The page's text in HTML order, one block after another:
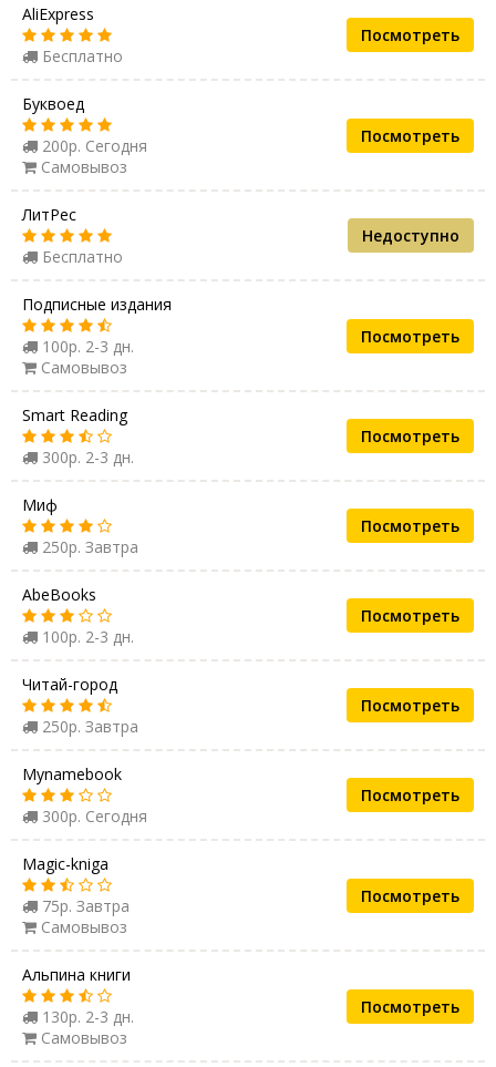
AliExpress
Бесплатно
Посмотреть
Буквоед
200р. Сегодня
Самовывоз
Посмотреть
ЛитРес
Бесплатно
Недоступно
Подписные издания
100р. 2-3 дн.
Самовывоз
Посмотреть
Smart Reading
300р. 2-3 дн.
Посмотреть
Миф
250р. Завтра
Посмотреть
AbeBooks
100р. 2-3 дн.
Посмотреть
Читай-город
250р. Завтра
Посмотреть
Mynamebook
300р. Сегодня
Посмотреть
Magic-kniga
75р. Завтра
Самовывоз
Посмотреть
Альпина книги
130р. 2-3 дн.
Самовывоз
Посмотреть